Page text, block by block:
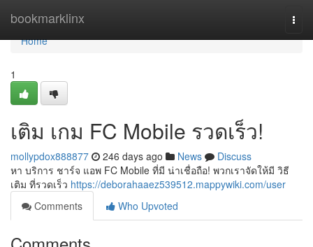
bookmarklinx
Home
Home
1
เติม เกม FC Mobile รวดเร็ว!
mollypdox888877 246 days ago News
Discuss
หา บริการ ชาร์จ แอพ FC Mobile ที่มี น่าเชื่อถือ! พวกเราจัดให้มี วิธี
เติม ที่รวดเร็ว https://deborahaaez539512.mappywiki.com/user
Comments
Who Upvoted